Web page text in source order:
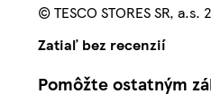
© TESCO STORES SR, a.s.
Zatiaľ bez recenzií
Pomôžte ostatným